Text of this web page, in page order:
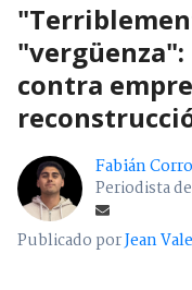
contra
Fabián
Periodista
Publicado porJean